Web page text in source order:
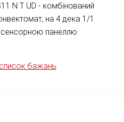
N T UD - комбінований
на 4 дека 1/1
панеллю
бажань